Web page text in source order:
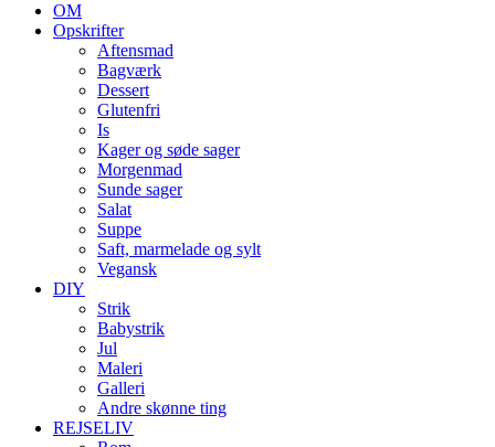
OM
Opskrifter
Aftensmad
Bagværk
Dessert
Glutenfri
Is
Kager og søde sager
Morgenmad
Sunde sager
Salat
Suppe
Saft, marmelade og sylt
Vegansk
DIY
Strik
Babystrik
Jul
Maleri
Galleri
Andre skønne ting
REJSELIV